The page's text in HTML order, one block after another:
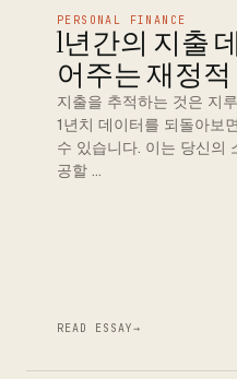
PERSONAL FINANCE
1년간의 지출
어주는 재정적
지출을 추적하는 것은 지
1년치 데이터를 되돌아보
수 있습니다. 이는 당신의
공할 …
READ ESSAY→